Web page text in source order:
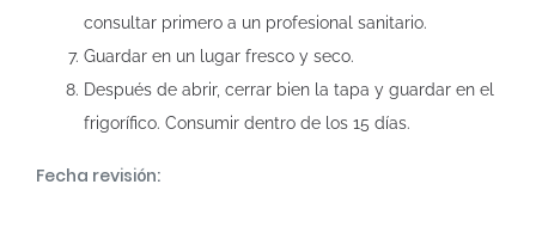
consultar primero a un profesional sanitario.
Guardar en un lugar fresco y seco.
Después de abrir, cerrar bien la tapa y guardar en el
frigorífico. Consumir dentro de los 15 días.
Fecha revisión: